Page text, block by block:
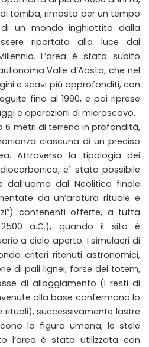
tomba, rimasta per un tempo
un mondo inghiottito dalla
riportata alla luce dai
L’area è stata subito
Valle d’Aosta, che nel
e scavi più approfonditi, con
fino al 1990, e poi riprese
e operazioni di microscavo.
6 metri di terreno in profondità,
ciascuna di un preciso
Attraverso la tipologia dei
e` stato possibile
dal Neolitico finale
da un’aratura rituale e
contenenti offerte, a tutta
2500 a.C.), quando il sito è
a cielo aperto. I simulacri di
criteri ritenuti astronomici,
di pali lignei, forse dei totem,
di alloggiamento (i resti di
alla base confermano lo
successivamente lastre
la figura umana, le stele
l’area è stata utilizzata con